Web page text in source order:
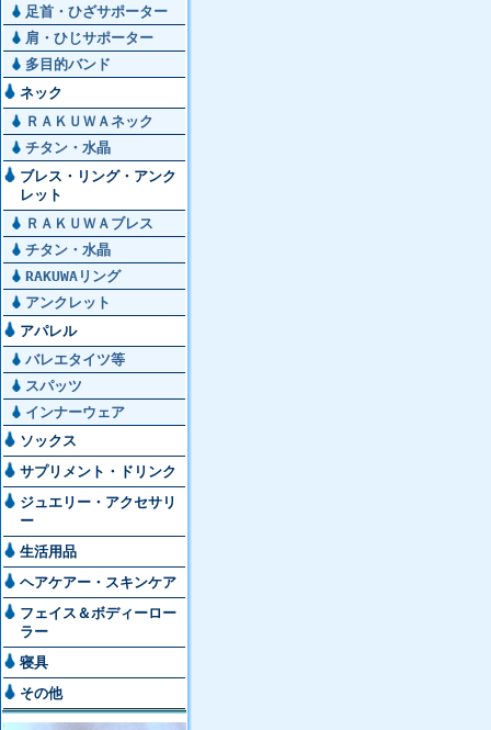
足首・ひざサポーター
肩・ひじサポーター
多目的バンド
ネック
ＲＡＫＵＷＡネック
チタン・水晶
ブレス・リング・アンク
レット
ＲＡＫＵＷＡブレス
チタン・水晶
RAKUWAリング
アンクレット
アパレル
バレエタイツ等
スパッツ
インナーウェア
ソックス
サプリメント・ドリンク
ジュエリー・アクセサリ
ー
生活用品
ヘアケアー・スキンケア
フェイス＆ボディーロー
ラー
寝具
その他